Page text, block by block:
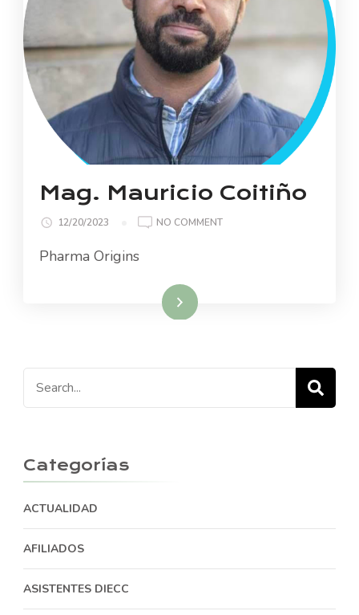
Mag. Mauricio Coitiño
12/20/2023 NO COMMENTON
Pharma Origins
Read More
Search
for:
Categorías
ACTUALIDAD
AFILIADOS
ASISTENTES DIECC